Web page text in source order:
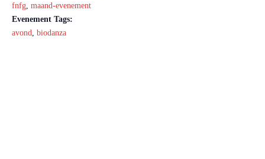
fnfg maand-evenement
Evenement Tags:
avond biodanza